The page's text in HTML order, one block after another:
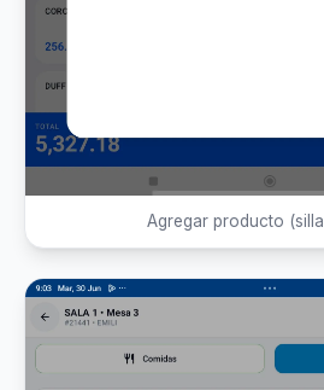
Agregar producto